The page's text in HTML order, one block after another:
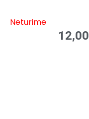
Neturime
12,00